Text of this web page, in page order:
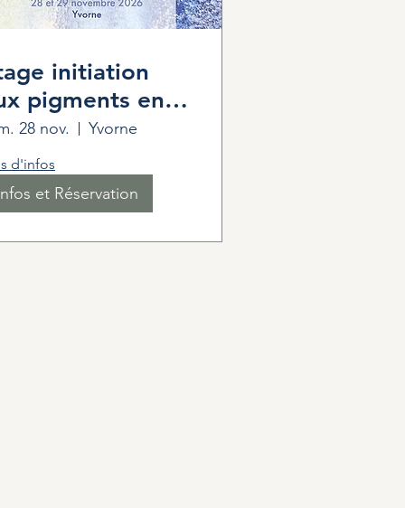
initiation
pigments en
28 nov. Yvorne
d'infos
et Réservation